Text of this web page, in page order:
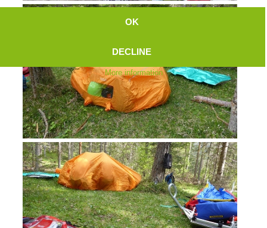
Topical
OK
DECLINE
More information